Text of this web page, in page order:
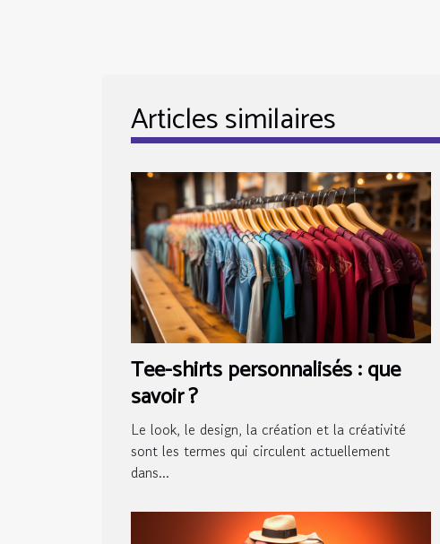
Articles similaires
Tee-shirts personnalisés : que
savoir ?
Le look, le design, la création et la créativité
sont les termes qui circulent actuellement
dans...